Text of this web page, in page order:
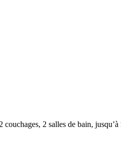
2 salles de bain,